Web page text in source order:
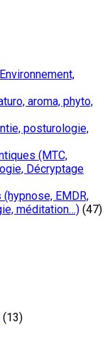
aroma, phyto,
posturologie,
(MTC,
Décryptage
EMDR,
méditation…) (47)
(13)